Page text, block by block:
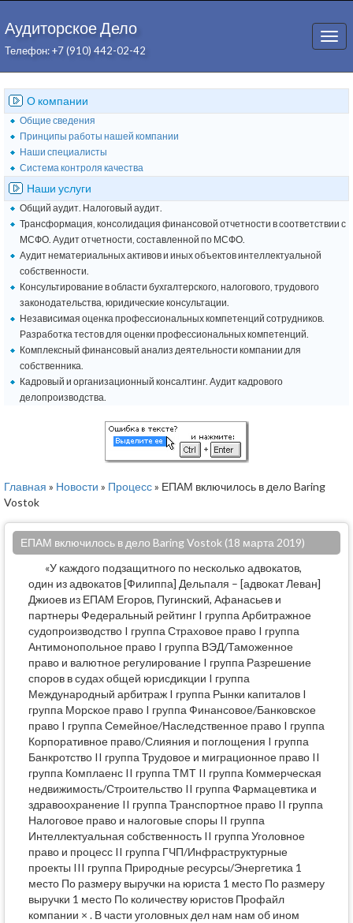
Аудиторское Дело
Телефон: +7 (910) 442-02-42
О компании
Общие сведения
Принципы работы нашей компании
Наши специалисты
Система контроля качества
Наши услуги
Общий аудит. Налоговый аудит.
Трансформация, консолидация финансовой отчетности в соответствии с
МСФО. Аудит отчетности, составленной по МСФО.
Аудит нематериальных активов и иных объектов интеллектуальной
собственности.
Консультирование в области бухгалтерского, налогового, трудового
законодательства, юридические консультации.
Независимая оценка профессиональных компетенций сотрудников.
Разработка тестов для оценки профессиональных компетенций.
Комплексный финансовый анализ деятельности компании для
собственника.
Кадровый и организационный консалтинг. Аудит кадрового
делопроизводства.
Главная » Новости » Процесс» ЕПАМ включилось в дело Baring
Vostok
ЕПАМ включилось в дело Baring Vostok (18 марта 2019)
«У каждого подзащитного по несколько адвокатов,
один из адвокатов [Филиппа] Дельпаля – [адвокат Леван]
Джиоев из ЕПАМ Егоров, Пугинский, Афанасьев и
партнеры Федеральный рейтинг I группа Арбитражное
судопроизводство I группа Страховое право I группа
Антимонопольное право I группа ВЭД/Таможенное
право и валютное регулирование I группа Разрешение
споров в судах общей юрисдикции I группа
Международный арбитраж I группа Рынки капиталов I
группа Морское право I группа Финансовое/Банковское
право I группа Семейное/Наследственное право I группа
Корпоративное право/Слияния и поглощения I группа
Банкротство II группа Трудовое и миграционное право II
группа Комплаенс II группа ТМТ II группа Коммерческая
недвижимость/Строительство II группа Фармацевтика и
здравоохранение II группа Транспортное право II группа
Налоговое право и налоговые споры II группа
Интеллектуальная собственность II группа Уголовное
право и процесс II группа ГЧП/Инфраструктурные
проекты III группа Природные ресурсы/Энергетика 1
место По размеру выручки на юриста 1 место По размеру
выручки 1 место По количеству юристов Профайл
компании × . В части уголовных дел нам нам об ином